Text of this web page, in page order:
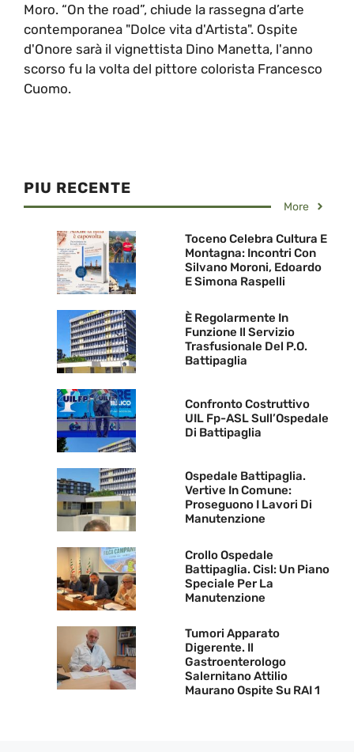
Moro. “On the road”, chiude la rassegna d’arte
contemporanea "Dolce vita d'Artista". Ospite
d'Onore sarà il vignettista Dino Manetta, l'anno
scorso fu la volta del pittore colorista Francesco
Cuomo.
PIU RECENTE
More
Toceno Celebra Cultura E
Montagna: Incontri Con
Silvano Moroni, Edoardo
E Simona Raspelli
È Regolarmente In
Funzione Il Servizio
Trasfusionale Del P.O.
Battipaglia
Confronto Costruttivo
UIL Fp-ASL Sull’Ospedale
Di Battipaglia
Ospedale Battipaglia.
Vertive In Comune:
Proseguono I Lavori Di
Manutenzione
Crollo Ospedale
Battipaglia. Cisl: Un Piano
Speciale Per La
Manutenzione
Tumori Apparato
Digerente. Il
Gastroenterologo
Salernitano Attilio
Maurano Ospite Su RAI 1